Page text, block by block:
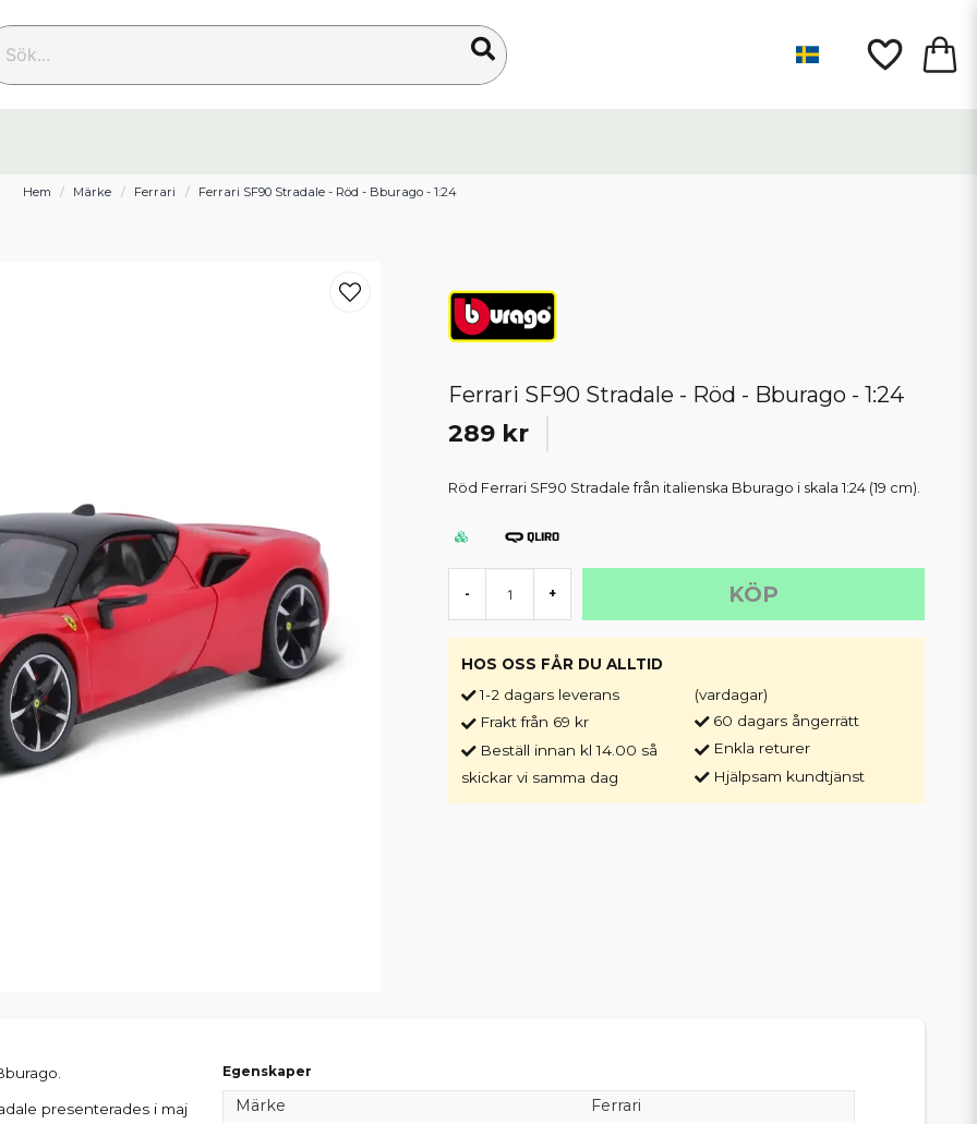
Hem Märke Ferrari Ferrari SF90 Stradale - Röd - Bburago - 1:24
Ferrari SF90 Stradale - Röd - Bburago - 1:24
289 kr
Röd Ferrari SF90 Stradale från italienska Bburago i skala 1:24 (19 cm).
- + KÖP
HOS OSS FÅR DU ALLTID
1-2 dagars leverans
Frakt från 69 kr
Beställ innan kl 14.00 så
skickar vi samma dag
(vardagar)
60 dagars ångerrätt
Enkla returer
Hjälpsam kundtjänst
presenterades i maj
Egenskaper
Märke
Ferrari